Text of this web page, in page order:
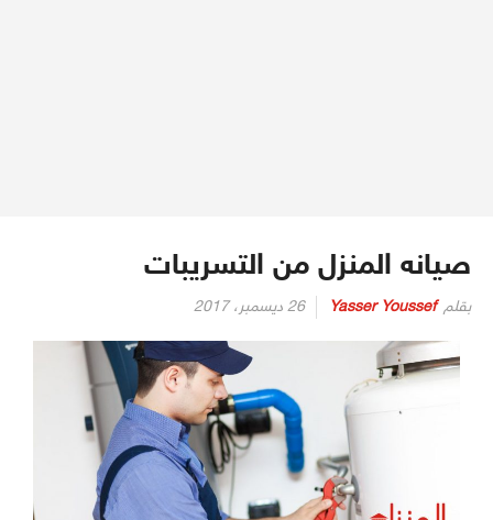
صيانه المنزل من التسريبات
بقلم Yasser Youssef 26 ديسمبر، 2017